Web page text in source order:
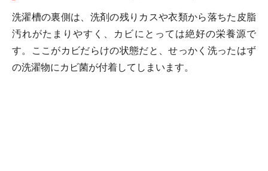
洗濯槽の裏側は、洗剤の残りカスや衣類から落ちた皮脂
汚れがたまりやすく、カビにとっては絶好の栄養源で
す。ここがカビだらけの状態だと、せっかく洗ったはず
の洗濯物にカビ菌が付着してしまいます。